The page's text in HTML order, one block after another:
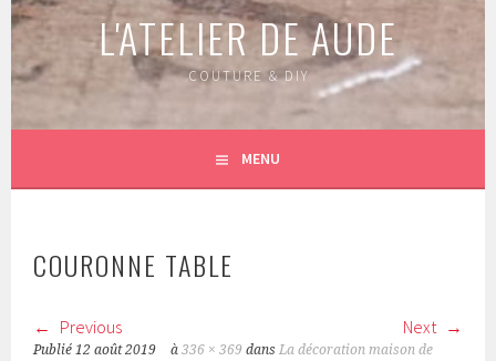
L'ATELIER DE AUDE
COUTURE & DIY
MENU
COURONNE TABLE
Previous Next
Publié12 août 2019 à336 × 369 dansLa décoration maison de